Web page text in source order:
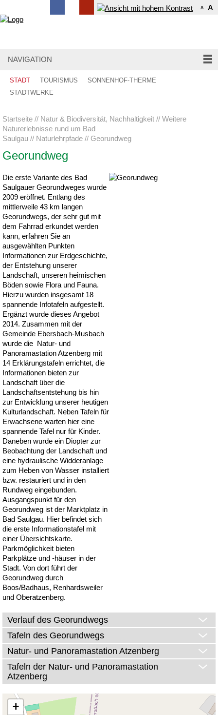
A A
NAVIGATION
STADT TOURISMUS
SONNENHOF-THERME
STADTWERKE
Startseite Natur & Biodiversität, Nachhaltigkeit
Weitere
Naturerlebnisse rund um Bad
Saulgau
Naturlehrpfade Georundweg
Georundweg
Die erste Variante des Bad
Saulgauer Georundweges wurde
2009 eröffnet. Entlang des
mittlerweile 43 km langen
Georundwegs, der sehr gut mit
dem Fahrrad erkundet werden
kann, erfahren Sie an
ausgewählten Punkten
Informationen zur Erdgeschichte,
der Entstehung unserer
Landschaft, unseren heimischen
Böden sowie Flora und Fauna.
Hierzu wurden insgesamt 18
spannende Infotafeln aufgestellt.
Ergänzt wurde dieses Angebot
2014. Zusammen mit der
Gemeinde Ebersbach-Musbach
wurde die Natur- und
Panoramastation Atzenberg mit
14 Erklärungstafeln errichtet, die
Informationen bieten zur
Landschaft über die
Landschaftsentstehung bis hin
zur Entwicklung unserer heutigen
Kulturlandschaft. Neben Tafeln für
Erwachsene warten hier eine
spannende Tafel nur für Kinder.
Daneben wurde ein Diopter zur
Beobachtung der Landschaft und
eine hydraulische Widderanlage
zum Heben von Wasser installiert
bzw. restauriert und in den
Rundweg eingebunden.
Ausgangspunkt für den
Georundweg ist der Marktplatz in
Bad Saulgau. Hier befindet sich
die erste Informationstafel mit
einer Übersichtskarte.
Parkmöglichkeit bieten
Parkplätze und -häuser in der
Stadt. Von dort führt der
Georundweg durch
Boos/Badhaus, Renhardsweiler
und Oberatzenberg.
Verlauf des Georundwegs
Tafeln des Georundwegs
Natur- und Panoramastation Atzenberg
Tafeln der Natur- und Panoramastation
Atzenberg
+